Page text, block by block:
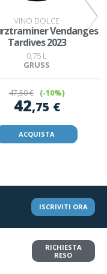
VINO DOLCE
Vendanges
Tardives 2023
0,75 L
GRUSS
47,50 € (-10%)
42,75 €
ACQUISTA
ISCRIVITI ORA
RICHIESTA
RESO